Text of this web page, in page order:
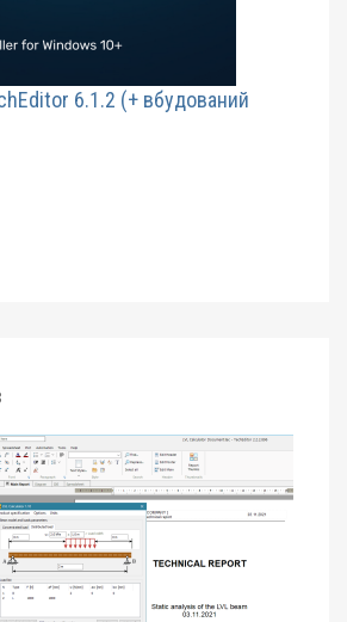
6.1.2 (+ вбудований